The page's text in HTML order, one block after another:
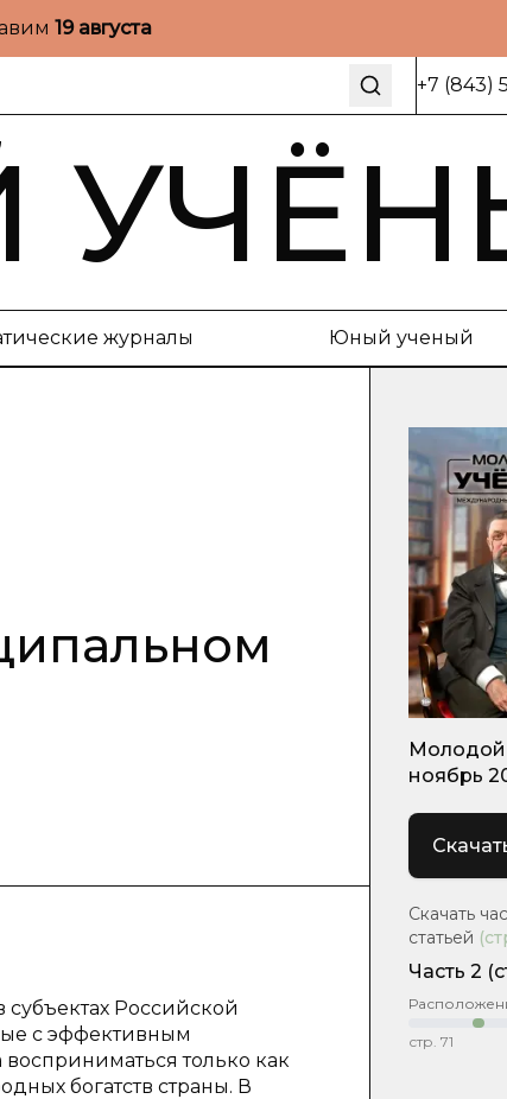
19 августа
+7 (843)
журналы Юный ученый
Российской
с эффективным
только как
богатств страны. В
ноябрь
Скачать
статьей
Часть 2
стр. 71